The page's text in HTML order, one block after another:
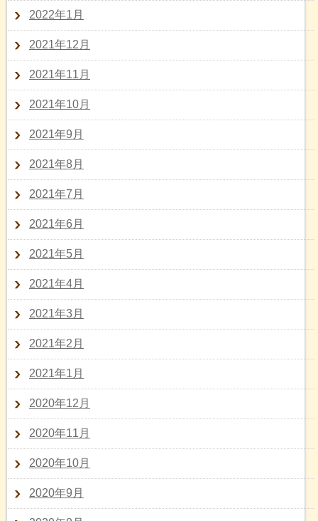
2022年1月
2021年12月
2021年11月
2021年10月
2021年9月
2021年8月
2021年7月
2021年6月
2021年5月
2021年4月
2021年3月
2021年2月
2021年1月
2020年12月
2020年11月
2020年10月
2020年9月